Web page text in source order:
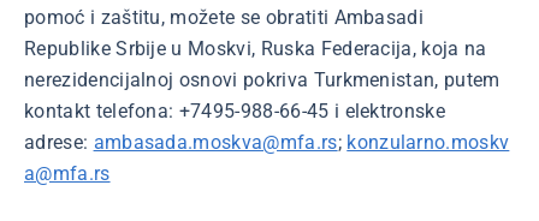
pomoć i zaštitu, možete se obratiti Ambasadi
Republike Srbije u Moskvi, Ruska Federacija, koja na
nerezidencijalnoj osnovi pokriva Turkmenistan, putem
kontakt telefona: +7495-988-66-45 i elektronske
adrese: ambasada.moskva@mfa.rs; konzularno.moskv
a@mfa.rs